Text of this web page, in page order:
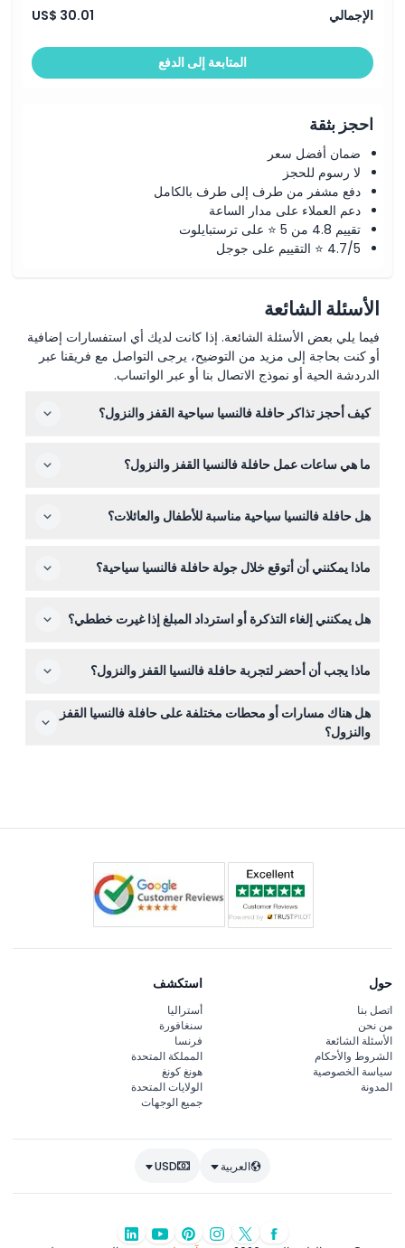
الإجمالي US$ 30.01
المتابعة إلى الدفع
احجز بثقة
ضمان أفضل سعر
لا رسوم للحجز
دفع مشفر من طرف إلى طرف بالكامل
دعم العملاء على مدار الساعة
تقييم 4.8 من 5 ⭐ على ترستبايلوت
4.7/5 ⭐ التقييم على جوجل
الأسئلة الشائعة
فيما يلي بعض الأسئلة الشائعة. إذا كانت لديك أي استفسارات إضافية
أو كنت بحاجة إلى مزيد من التوضيح، يرجى التواصل مع فريقنا عبر
الدردشة الحية أو نموذج الاتصال بنا أو عبر الواتساب.
كيف أحجز تذاكر حافلة فالنسيا سياحية القفز والنزول؟
ما هي ساعات عمل حافلة فالنسيا القفز والنزول؟
9:50 صباحًا إلى 7:50 مساءً (قابل للتغيير — يرجى التأكد عند
صلاحية تذكرتك.
هل حافلة فالنسيا سياحية مناسبة للأطفال والعائلات؟
من عمر 5-12 يعتبرون من الشباب ويحتاجون إلى تذكرة شباب.
ماذا يمكنني أن أتوقع خلال جولة حافلة فالنسيا سياحية؟
الأطراف مع إطلالات بانورامية على المدينة. تشمل الجولة دليل
وتاريخها.
هل يمكنني إلغاء التذكرة أو استرداد المبلغ إذا غيرت خططي؟
تأكد من استخدام تذكرتك في التاريخ الذي تختاره عند الحجز.
ماذا يجب أن أحضر لتجربة حافلة فالنسيا القفز والنزول؟
احضر أحذية مريحة للمشي، وواقي من الشمس مثل قبعة
وواقي شمس، وتذكرتك المطبوعة أو على الهاتف للصعود
بسهولة. من المفيد أيضًا إحضار سماعات للاستمتاع بالتعليق
هل هناك مسارات أو محطات مختلفة على حافلة فالنسيا القفز
والنزول؟
حول
اتصل بنا
من نحن
الأسئلة الشائعة
الشروط والأحكام
سياسة الخصوصية
المدونة
استكشف
أستراليا
سنغافورة
فرنسا
المملكة المتحدة
هونغ كونغ
الولايات المتحدة
جميع الوجهات
العربية USD